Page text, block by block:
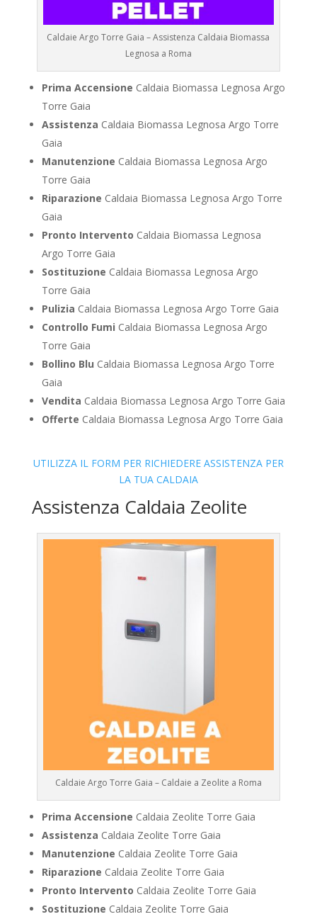
Caldaie Argo Torre Gaia – Assistenza Caldaia Biomassa
Legnosa a Roma
Prima Accensione Caldaia Biomassa Legnosa Argo
Torre Gaia
Assistenza Caldaia Biomassa Legnosa Argo Torre
Gaia
Manutenzione Caldaia Biomassa Legnosa Argo
Torre Gaia
Riparazione Caldaia Biomassa Legnosa Argo Torre
Gaia
Pronto Intervento Caldaia Biomassa Legnosa
Argo Torre Gaia
Sostituzione Caldaia Biomassa Legnosa Argo
Torre Gaia
Pulizia Caldaia Biomassa Legnosa Argo Torre Gaia
Controllo Fumi Caldaia Biomassa Legnosa Argo
Torre Gaia
Bollino Blu Caldaia Biomassa Legnosa Argo Torre
Gaia
Vendita Caldaia Biomassa Legnosa Argo Torre Gaia
Offerte Caldaia Biomassa Legnosa Argo Torre Gaia
UTILIZZA IL FORM PER RICHIEDERE ASSISTENZA PER
LA TUA CALDAIA
Assistenza Caldaia Zeolite
Caldaie Argo Torre Gaia – Caldaie a Zeolite a Roma
Prima Accensione Caldaia Zeolite Torre Gaia
Assistenza Caldaia Zeolite Torre Gaia
Manutenzione Caldaia Zeolite Torre Gaia
Riparazione Caldaia Zeolite Torre Gaia
Pronto Intervento Caldaia Zeolite Torre Gaia
Sostituzione Caldaia Zeolite Torre Gaia